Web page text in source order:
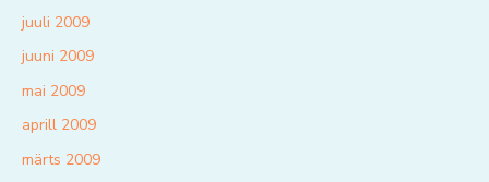
juuli 2009
juuni 2009
mai 2009
aprill 2009
märts 2009